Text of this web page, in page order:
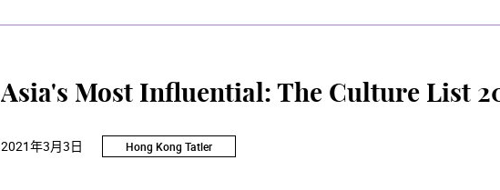
Asia's Most Influential: The Culture List
Hong Kong Tatler
2021年3月3日